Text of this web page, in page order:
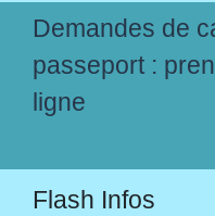
Demandes de
passeport :
ligne
Flash Infos